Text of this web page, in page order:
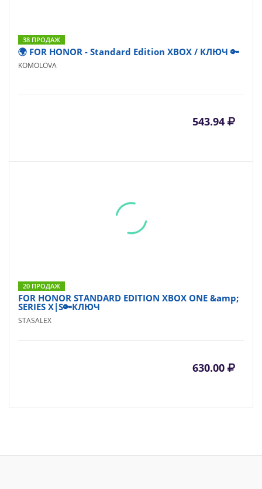
38 ПРОДАЖ
🌍 FOR HONOR - Standard Edition XBOX / КЛЮЧ 🔑
KOMOLOVA
543.94
20 ПРОДАЖ
FOR HONOR STANDARD EDITION XBOX ONE &amp;
SERIES X|S🔑КЛЮЧ
STASALEX
630.00